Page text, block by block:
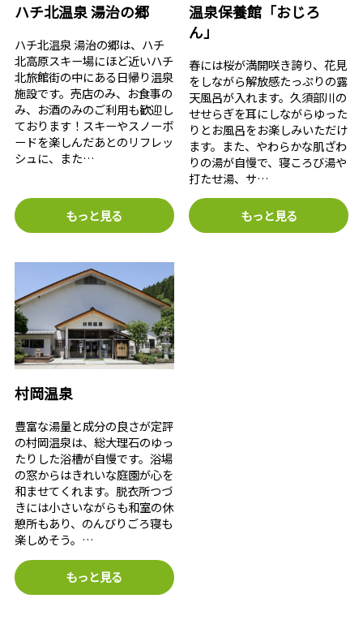
ハチ北温泉 湯治の郷
ハチ北温泉 湯治の郷は、ハチ
北高原スキー場にほど近いハチ
北旅館街の中にある日帰り温泉
施設です。売店のみ、お食事の
み、お酒のみのご利用も歓迎し
ております！スキーやスノーボ
ードを楽しんだあとのリフレッ
シュに、また…
もっと見る
温泉保養館「おじろ
ん」
春には桜が満開咲き誇り、花見
をしながら解放感たっぷりの露
天風呂が入れます。久須部川の
せせらぎを耳にしながらゆった
りとお風呂をお楽しみいただけ
ます。また、やわらかな肌ざわ
りの湯が自慢で、寝ころび湯や
打たせ湯、サ…
もっと見る
村岡温泉
豊富な湯量と成分の良さが定評
の村岡温泉は、総大理石のゆっ
たりした浴槽が自慢です。浴場
の窓からはきれいな庭園が心を
和ませてくれます。脱衣所つづ
きには小さいながらも和室の休
憩所もあり、のんびりごろ寝も
楽しめそう。…
もっと見る